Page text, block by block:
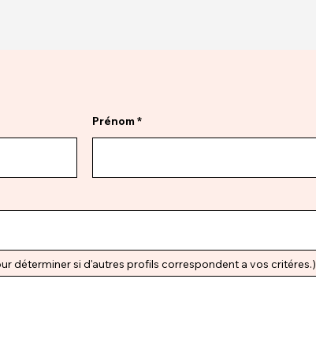
Prénom
déterminer si d'autres profils correspondent a vos critéres.)